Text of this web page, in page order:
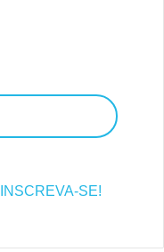
INSCREVA-SE!